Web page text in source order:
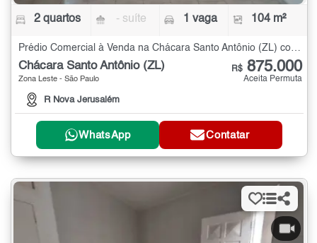
2 quartos - suíte 1 vaga 104 m²
Prédio Comercial à Venda na Chácara Santo Antônio (ZL) com 2 quartos - 104 m²
Chácara Santo Antônio (ZL)
Zona Leste - São Paulo
R Nova Jerusalém
R$ 875.000
Aceita Permuta
WhatsApp Contatar